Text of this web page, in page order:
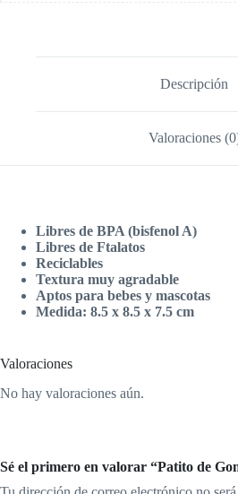
Descripción
Valoraciones
Libres de BPA (bisfenol A)
Libres de Ftalatos
Reciclables
Textura muy agradable
Aptos para bebes y mascotas
Medida: 8.5 x 8.5 x 7.5 cm
Valoraciones
No hay valoraciones aún.
Sé el primero en valorar “Patito de